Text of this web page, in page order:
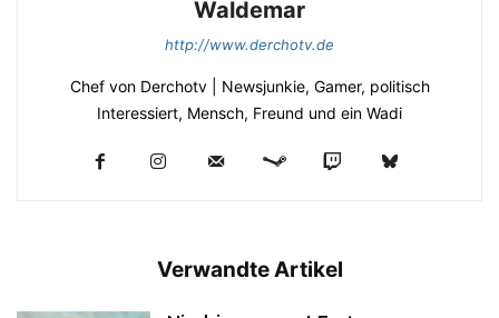
Waldemar
http://www.derchotv.de
Chef von Derchotv | Newsjunkie, Gamer, politisch
Interessiert, Mensch, Freund und ein Wadi
Verwandte Artikel